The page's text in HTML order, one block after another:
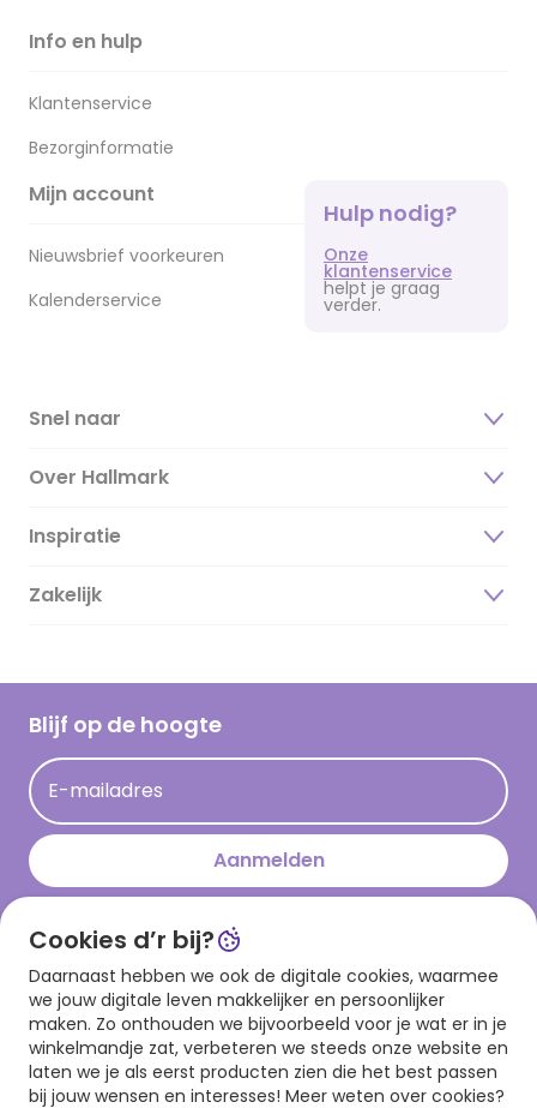
Info en hulp
Klantenservice
Bezorginformatie
Mijn account
Nieuwsbrief voorkeuren
Kalenderservice
Hulp nodig?
Onze
klantenservice
helpt je graag
verder.
Snel naar
Over Hallmark
Over ons
Duurzaamheid
Hallmark Kaartclub
Acties
Persberichten
Inspiratie
Magazine
Cadeau inspiratie
Op kamp gedichten en versjes
Leuke en grappige op kamp teksten
kamppost inspiratie
Zakelijk
Blijf op de hoogte
E-mailadres
Aanmelden
Download onze app
Cookies d’r bij?
Daarnaast hebben we ook de digitale cookies, waarmee
we jouw digitale leven makkelijker en persoonlijker
maken. Zo onthouden we bijvoorbeeld voor je wat er in je
winkelmandje zat, verbeteren we steeds onze website en
laten we je als eerst producten zien die het best passen
bij jouw wensen en interesses! Meer weten over cookies?